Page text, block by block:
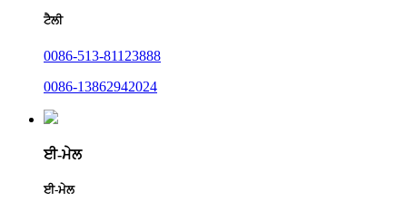
ਟੈਲੀ
0086-513-81123888
0086-13862942024
ਈ-ਮੇਲ
ਈ-ਮੇਲ